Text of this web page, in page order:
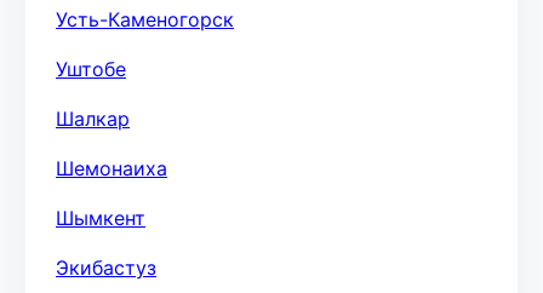
Усть-Каменогорск
Уштобе
Шалкар
Шемонаиха
Шымкент
Экибастуз